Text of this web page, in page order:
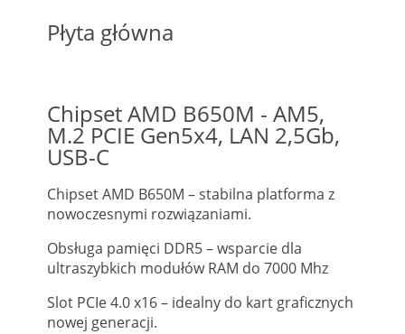
Płyta główna
Chipset AMD B650M - AM5,
M.2 PCIE Gen5x4, LAN 2,5Gb,
USB-C
Chipset AMD B650M – stabilna platforma z
nowoczesnymi rozwiązaniami.
Obsługa pamięci DDR5 – wsparcie dla
ultraszybkich modułów RAM do 7000 Mhz
Slot PCIe 4.0 x16 – idealny do kart graficznych
nowej generacji.